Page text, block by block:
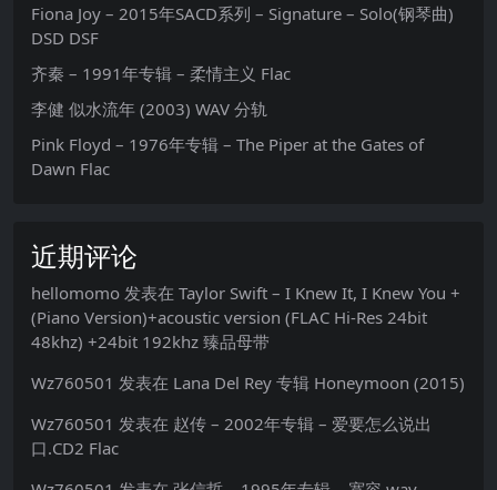
Fiona Joy – 2015年SACD系列 – Signature – Solo(钢琴曲)
DSD DSF
齐秦 – 1991年专辑 – 柔情主义 Flac
李健 似水流年 (2003) WAV 分轨
Pink Floyd – 1976年专辑 – The Piper at the Gates of
Dawn Flac
近期评论
hellomomo 发表在 Taylor Swift – I Knew It, I Knew You +
(Piano Version)+acoustic version (FLAC Hi-Res 24bit
48khz) +24bit 192khz 臻品母带
Wz760501 发表在 Lana Del Rey 专辑 Honeymoon (2015)
Wz760501 发表在 赵传 – 2002年专辑 – 爱要怎么说出
口.CD2 Flac